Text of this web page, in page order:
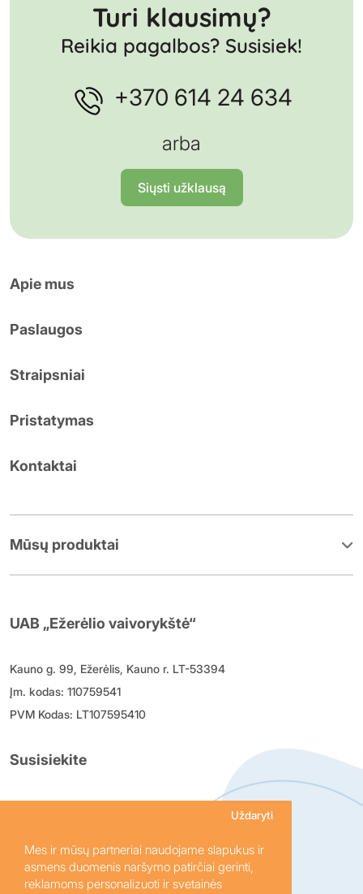
Mes ir mūsų partneriai naudojame slapukus ir
asmens duomenis naršymo patirčiai gerinti,
reklamoms personalizuoti ir svetainės
Uždaryti
Turi klausimų?
Reikia pagalbos? Susisiek!
+370 614 24 634
arba
Siųsti užklausą
Apie mus
Paslaugos
Straipsniai
Pristatymas
Kontaktai
Mūsų produktai
UAB „Ežerėlio vaivorykštė“
Kauno g. 99, Ežerėlis, Kauno r. LT-53394
Įm. kodas: 110759541
PVM Kodas: LT107595410
Susisiekite
+370 614 24 634
I-V 8:00 - 16:30 VI, VII nedirbame